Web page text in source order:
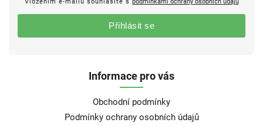
Informace pro vás
Obchodní podmínky
Podmínky ochrany osobních údajů
Přihlásit se